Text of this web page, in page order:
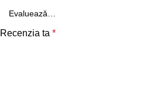
Recenzia ta *